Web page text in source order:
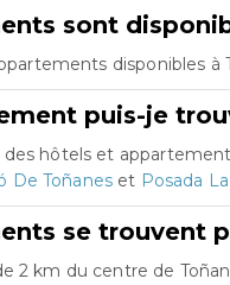
sont
disponibles
puis-je
hôtels et
De Toñanes et Posada
se trouvent
2 km du centre de